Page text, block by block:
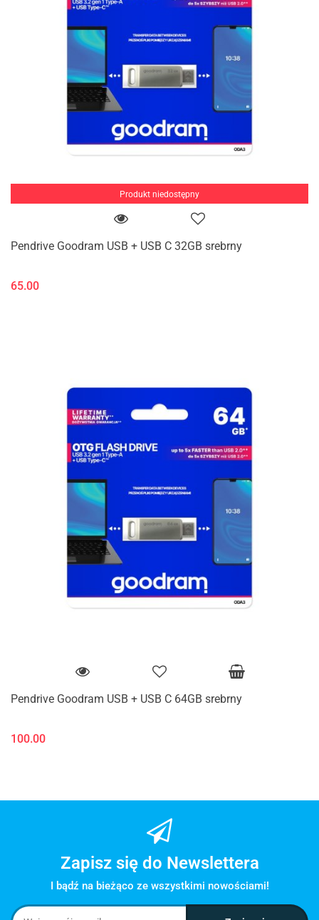
Produkt niedostępny
Pendrive Goodram USB + USB C 32GB srebrny
65.00
Pendrive Goodram USB + USB C 64GB srebrny
100.00
Zapisz się do Newslettera
I bądź na bieżąco ze wszystkimi nowościami!